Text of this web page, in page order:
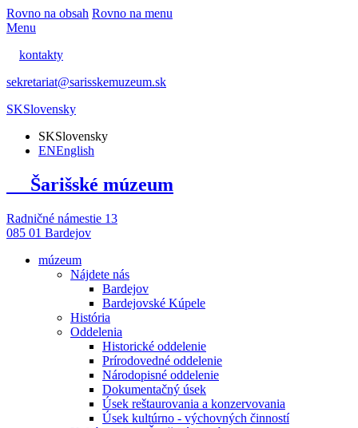
Rovno na obsah Rovno na menu
Menu
kontakty
sekretariat@sarisskemuzeum.sk
SKSlovensky
SKSlovensky
ENEnglish
Šarišské múzeum
Radničné námestie 13
085 01 Bardejov
múzeum
Nájdete nás
Bardejov
Bardejovské Kúpele
História
Oddelenia
Historické oddelenie
Prírodovedné oddelenie
Národopisné oddelenie
Dokumentačný úsek
Úsek reštaurovania a konzervovania
Úsek kultúrno - výchovných činností